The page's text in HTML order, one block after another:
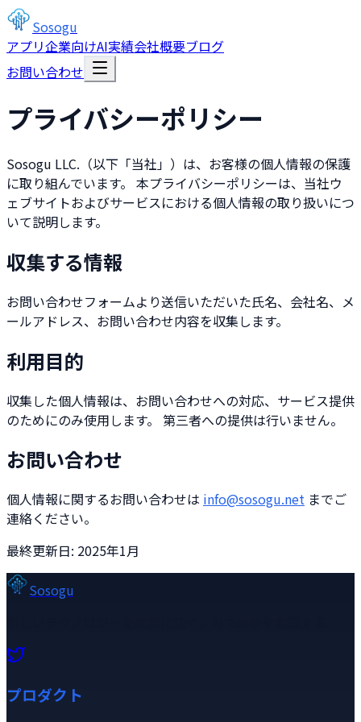
Sosogu
アプリ企業向けAI実績会社概要ブログ
お問い合わせ
プライバシーポリシー
Sosogu LLC.（以下「当社」）は、お客様の個人情報の保護
に取り組んでいます。 本プライバシーポリシーは、当社ウ
ェブサイトおよびサービスにおける個人情報の取り扱いにつ
いて説明します。
収集する情報
お問い合わせフォームより送信いただいた氏名、会社名、メ
ールアドレス、お問い合わせ内容を収集します。
利用目的
収集した個人情報は、お問い合わせへの対応、サービス提供
のためにのみ使用します。 第三者への提供は行いません。
お問い合わせ
個人情報に関するお問い合わせは info@sosogu.net までご
連絡ください。
最終更新日: 2025年1月
Sosogu
プロダクト